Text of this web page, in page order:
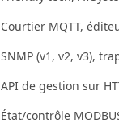
Courtier MQTT,
SNMP (v1, v2, v3),
API de gestion sur
État/contrôle